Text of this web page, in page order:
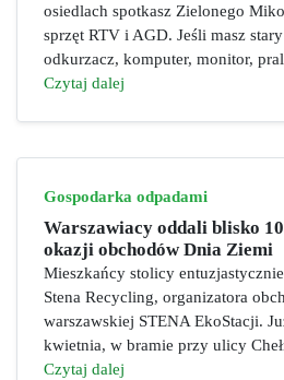
osiedlach spotkasz Zielonego
sprzęt RTV i AGD. Jeśli masz
odkurzacz, komputer, monitor,
Czytaj dalej
Gospodarka odpadami
Warszawiacy oddali blisko
okazji obchodów Dnia Ziemi
Mieszkańcy stolicy
Stena Recycling, organizatora
warszawskiej STENA EkoStacji.
kwietnia, w bramie przy ulicy
Czytaj dalej